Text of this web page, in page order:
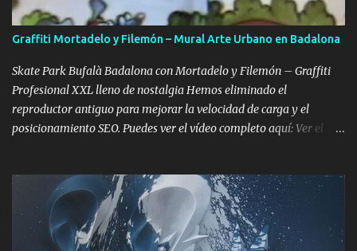
pintar en la calle con un realismo sorprendente. Es ideal tanto para
escritores novatos que quieren aprender a estructurar su nombre y
entender el flujo de las letras, como para artistas experimentados
que desean probar combinaciones de colores, outl...
Graffiti Mortadelo y Filemón – Mural Arte Urbano en Badalona
Skate Park Bufalà Badalona con Mortadelo y Filemón – Graffiti
Profesional XXL lleno de nostalgia Hemos eliminado el
reproductor antiguo para mejorar la velocidad de carga y el
posicionamiento SEO. Puedes ver el vídeo completo aquí: Ver el
Mortadelo y Filemón Hay murales bonitos. Hay murales grandes.
Y luego están los murales que conectan directamente con la
infancia de varias generaciones. El Skate Park de Bufalà, en
Badalona, se transformó en un homenaje gigante a Mortadelo y